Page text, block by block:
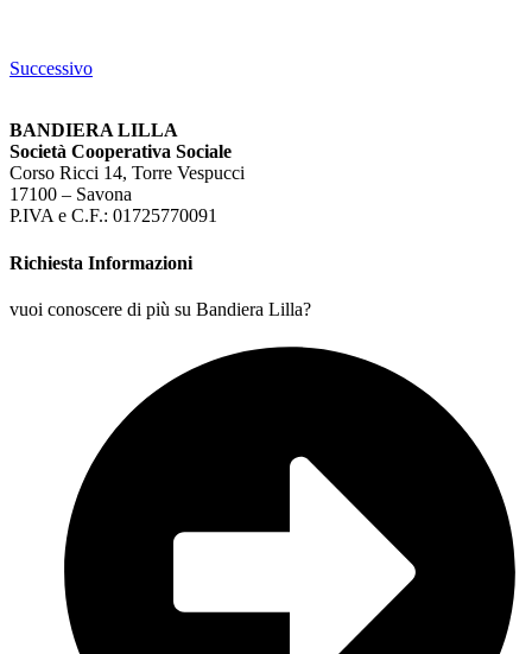
Successivo
BANDIERA LILLA
Società Cooperativa Sociale
Corso Ricci 14, Torre Vespucci
17100 – Savona
P.IVA e C.F.: 01725770091
Richiesta Informazioni
vuoi conoscere di più su Bandiera Lilla?